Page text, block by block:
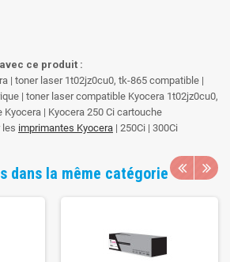
ce produit :
| toner laser 1t02jz0cu0, tk-865 compatible |
| toner laser compatible Kyocera 1t02jz0cu0,
| Kyocera 250 Ci cartouche
les imprimantes Kyocera | 250Ci | 300Ci
dans la même catégorie